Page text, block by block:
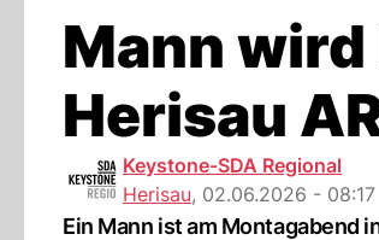
Mann
Herisau
Keystone-SDA Regional
Herisau, 02.06.2026 - 08:17
Ein Mann ist am Montagabend